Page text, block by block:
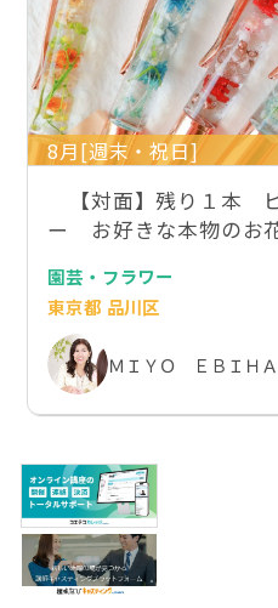
8月[週末・祝日]
【対面】残り１本
ー お好きな本物のお
園芸・フラワー
東京都 品川区
ＭＩＹＯ ＥＢＩＨ